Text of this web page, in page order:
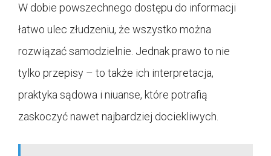
W dobie powszechnego dostępu do informacji
łatwo ulec złudzeniu, że wszystko można
rozwiązać samodzielnie. Jednak prawo to nie
tylko przepisy – to także ich interpretacja,
praktyka sądowa i niuanse, które potrafią
zaskoczyć nawet najbardziej dociekliwych.